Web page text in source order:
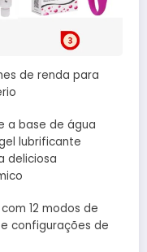
de renda para
a base de água
lubrificante
deliciosa
com 12 modos de
configurações de